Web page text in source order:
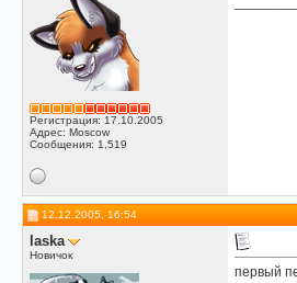
Регистрация: 17.10.2005
Адрес: Moscow
Сообщения: 1,519
12.12.2005, 16:54
laska
Новичок
первый